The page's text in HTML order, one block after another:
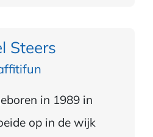
Steers
in 1989 in
op in de wijk